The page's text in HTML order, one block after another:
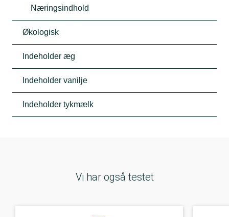
Næringsindhold
Økologisk
Indeholder æg
Indeholder vanilje
Indeholder tykmælk
Vi har også testet